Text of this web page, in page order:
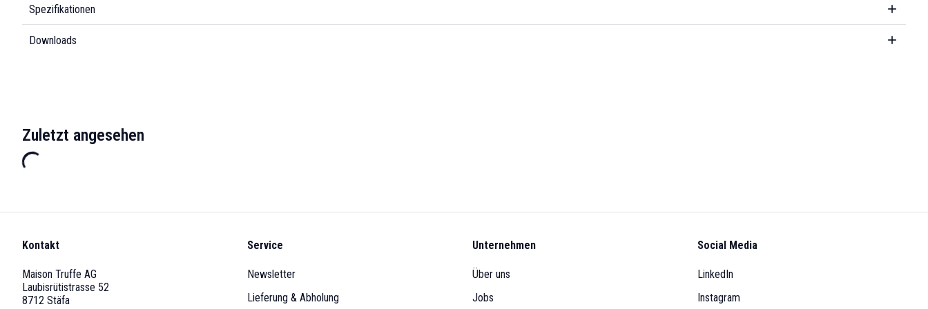
Spezifikationen
Downloads
Zuletzt angesehen
Kontakt
Maison Truffe AG
Laubisrütistrasse 52
8712 Stäfa
Service
Newsletter
Lieferung & Abholung
Unternehmen
Über uns
Jobs
Social Media
LinkedIn
Instagram